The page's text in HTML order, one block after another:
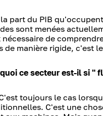
part du PIB
sont menées
de
de manière rigide, c'est
ce secteur est-il si "
toujours le cas
C'est une